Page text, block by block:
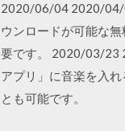
2020/06/04 2020/04/
ウンロードが可能な
要です。 2020/03/23
アプリ」に音楽を入
とも可能です。